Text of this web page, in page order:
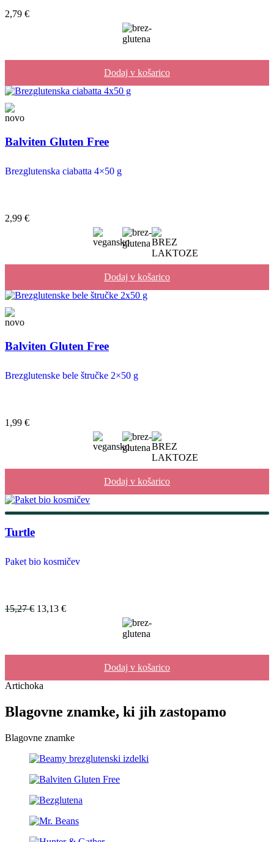
2,79 €
Dodaj v košarico
Balviten Gluten Free
Brezglutenska ciabatta 4×50 g
2,99 €
Dodaj v košarico
Balviten Gluten Free
Brezglutenske bele štručke 2×50 g
1,99 €
Dodaj v košarico
Turtle
Paket bio kosmičev
15,27€ Izvirna
13,13 €Trenutna
Dodaj v košarico
Artichoka
Blagovne znamke, ki jih zastopamo
Blagovne znamke